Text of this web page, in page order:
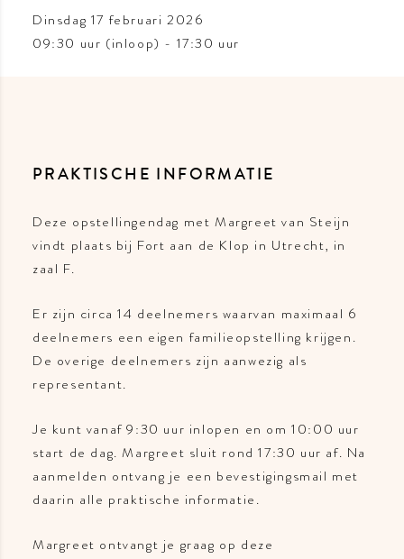
Dinsdag 17 februari 2026
09:30 uur (inloop) - 17:30 uur
PRAKTISCHE INFORMATIE
Deze opstellingendag met Margreet van Steijn
vindt plaats bij Fort aan de Klop in Utrecht, in
zaal F.
Er zijn circa 14 deelnemers waarvan maximaal 6
deelnemers een eigen familieopstelling krijgen.
De overige deelnemers zijn aanwezig als
representant.
Je kunt vanaf 9:30 uur inlopen en om 10:00 uur
start de dag. Margreet sluit rond 17:30 uur af. Na
aanmelden ontvang je een bevestigingsmail met
daarin alle praktische informatie.
Margreet ontvangt je graag op deze